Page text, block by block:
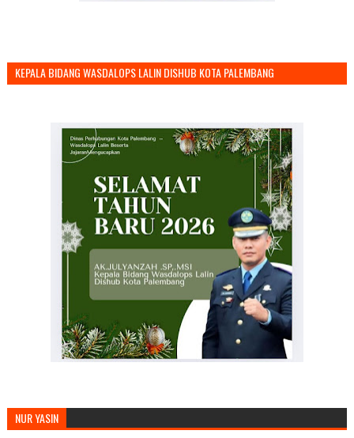
KEPALA BIDANG WASDALOPS LALIN DISHUB KOTA PALEMBANG
NUR YASIN